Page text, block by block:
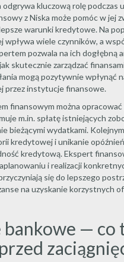
kluczową rolę podczas
z Niska może pomóc w jej
warunki kredytowe. Na
wiele czynników, a
pozwala na ich dogłębną
skutecznie zarządzać
mogą pozytywnie wpłynąć
przez instytucje finansowe.
finansowym można opracować
m.in. spłatę istniejących
bieżącymi wydatkami.
kredytowej i unikanie
kredytową. Ekspert
i realizacji
się do lepszego
na uzyskanie korzystnych
bankowe — co